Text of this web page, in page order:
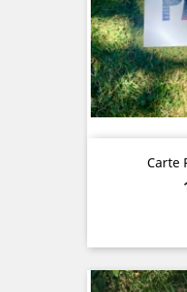
Carte